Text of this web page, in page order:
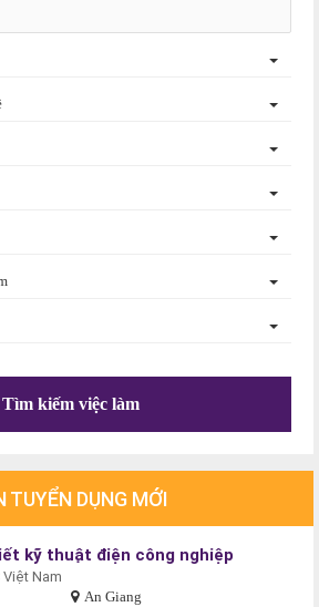
TUYỂN DỤNG MỚI
kỹ thuật điện công nghiệp
Nam
An Giang